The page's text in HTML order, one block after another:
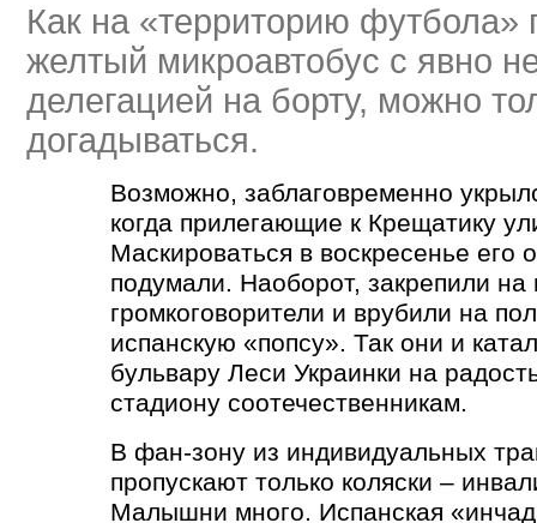
Как на «территорию футбола»
желтый микроавтобус с явно
делегацией на борту, можно
догадываться.
Возможно, заблаговременно
когда прилегающие к Крещатику
Маскироваться в воскресенье его
подумали. Наоборот, закрепили
громкоговорители и врубили на
испанскую «попсу». Так они и
бульвару Леси Украинки на
стадиону соотечественникам.
В фан-зону из индивидуальных
пропускают только коляски –
Малышни много. Испанская «